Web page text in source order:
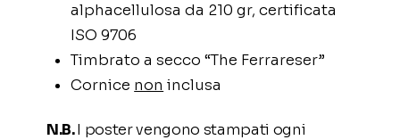
alphacellulosa da 210 gr, certificata
ISO 9706
Timbrato a secco “The Ferrareser”
Cornice non inclusa
N.B.I poster vengono stampati ogni